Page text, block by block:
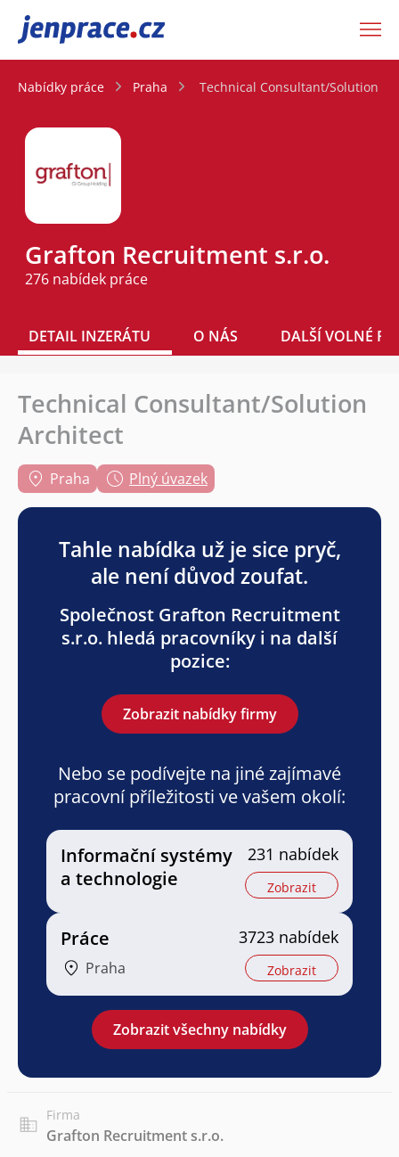
JenPráce.cz
Nabídky práce Praha Technical Consultant/Solution
Grafton Recruitment s.r.o.
276 nabídek práce
DETAIL INZERÁTU O NÁS DALŠÍ VOLNÉ
Technical Consultant/Solution
Architect
Praha Plný úvazek
Tahle nabídka už je sice pryč,
ale není důvod zoufat.
Společnost Grafton Recruitment
s.r.o. hledá pracovníky i na další
pozice:
Zobrazit nabídky firmy
Nebo se podívejte na jiné zajímavé
pracovní příležitosti ve vašem okolí:
Informační systémy
a technologie
231 nabídek
Zobrazit
Práce
Praha
3723 nabídek
Zobrazit
Zobrazit všechny nabídky
Firma
Grafton Recruitment s.r.o.